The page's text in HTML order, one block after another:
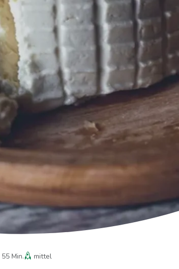
55 Min. mittel